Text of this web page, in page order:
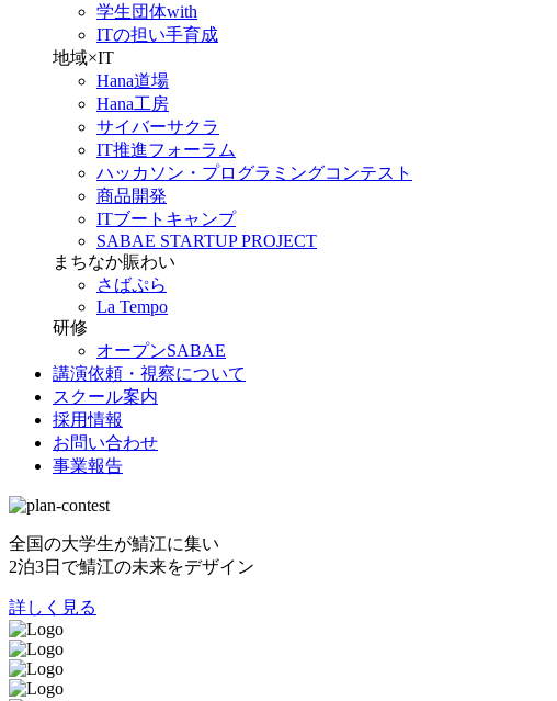
学生団体with
ITの担い手育成
地域×IT
Hana道場
Hana工房
サイバーサクラ
IT推進フォーラム
ハッカソン・プログラミングコンテスト
商品開発
ITブートキャンプ
SABAE STARTUP PROJECT
まちなか賑わい
さばぷら
La Tempo
研修
オープンSABAE
講演依頼・視察について
スクール案内
採用情報
お問い合わせ
事業報告
全国の大学生が鯖江に集い
2泊3日で鯖江の未来をデザイン
詳しく見る